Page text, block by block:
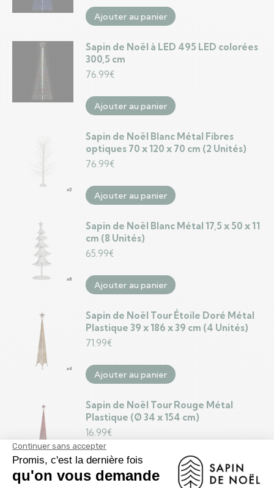
Ajouter au panier
Sapin de Noël à LED 495 LED colorées
300,5 cm
76.99€
Ajouter au panier
Sapin de Noël Blanc Métal Fibres
optiques 70 x 120 x 70 cm (2 Unités)
76.99€
Ajouter au panier
Sapin de Noël Blanc Métal 17,5 x 50 x 11
cm (8 Unités)
65.99€
Ajouter au panier
Sapin de Noël Tour Étoile Doré Métal
Plastique 39 x 186 x 39 cm (4 Unités)
71.99€
Ajouter au panier
Sapin de Noël Tour Rouge Métal
Plastique (Ø 34 x 154 cm)
16.99€
Ajouter au panier